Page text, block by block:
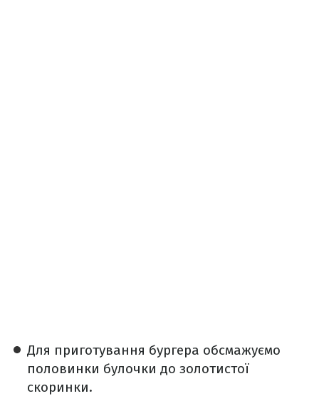
Для приготування бургера обсмажуємо
половинки булочки до золотистої
скоринки.